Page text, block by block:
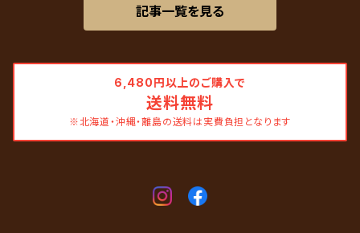
記事一覧を見る
6,480円以上のご購入で
送料無料
※北海道・沖縄・離島の送料は実費負担となります